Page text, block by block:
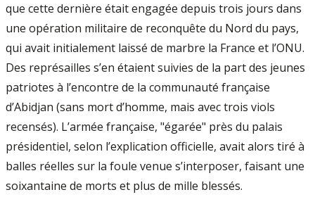
que cette dernière était engagée depuis trois jours dans
une opération militaire de reconquête du Nord du pays,
qui avait initialement laissé de marbre la France et l’ONU.
Des représailles s’en étaient suivies de la part des jeunes
patriotes à l’encontre de la communauté française
d’Abidjan (sans mort d’homme, mais avec trois viols
recensés). L’armée française, "égarée" près du palais
présidentiel, selon l’explication officielle, avait alors tiré à
balles réelles sur la foule venue s’interposer, faisant une
soixantaine de morts et plus de mille blessés.